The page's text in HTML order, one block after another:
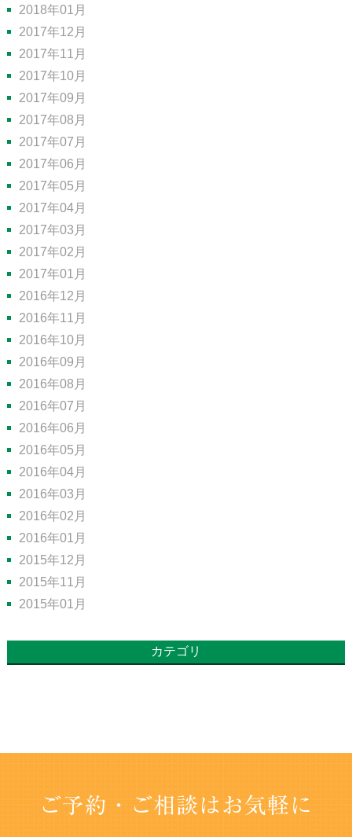
2018年01月
2017年12月
2017年11月
2017年10月
2017年09月
2017年08月
2017年07月
2017年06月
2017年05月
2017年04月
2017年03月
2017年02月
2017年01月
2016年12月
2016年11月
2016年10月
2016年09月
2016年08月
2016年07月
2016年06月
2016年05月
2016年04月
2016年03月
2016年02月
2016年01月
2015年12月
2015年11月
2015年01月
カテゴリ
ご予約・ご相談はお気軽に